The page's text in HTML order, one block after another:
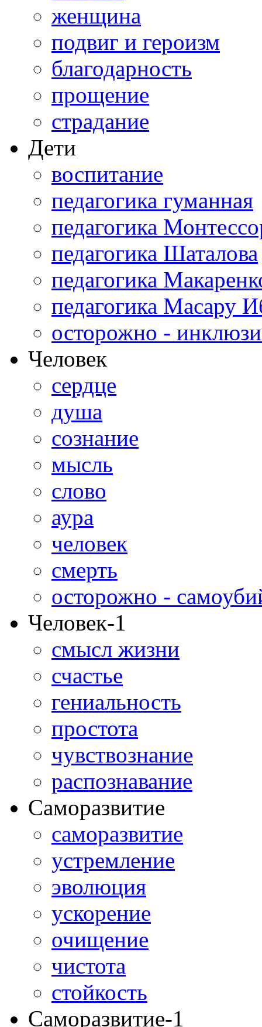
женщина
подвиг и героизм
благодарность
прощение
страдание
Дети
воспитание
педагогика гуманная
педагогика
педагогика Шаталова
педагогика
педагогика Масару
осторожно -
Человек
сердце
душа
сознание
мысль
слово
аура
человек
смерть
осторожно -
Человек-1
смысл жизни
счастье
гениальность
простота
чувствознание
распознавание
Саморазвитие
саморазвитие
устремление
эволюция
ускорение
очищение
чистота
стойкость
Саморазвитие-1